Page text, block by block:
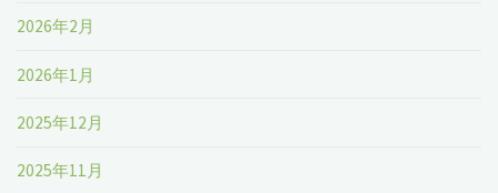
2026年2月
2026年1月
2025年12月
2025年11月